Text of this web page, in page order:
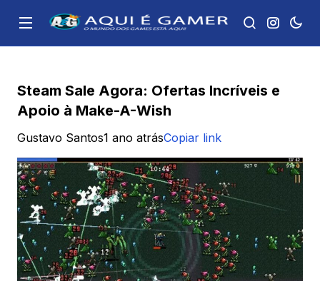
Steam Sale Agora: Ofertas Incríveis e
Apoio à Make-A-Wish
Gustavo Santos1 ano atrásCopiar link